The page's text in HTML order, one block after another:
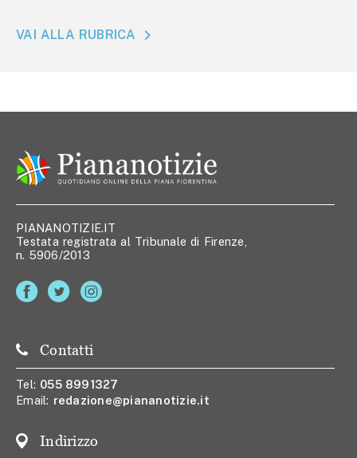
VAI ALLA RUBRICA
PIANANOTIZIE.IT
Testata registrata al Tribunale di Firenze,
n. 5906/2013
Contatti
Tel: 055 8991327
Email: redazione@piananotizie.it
Indirizzo